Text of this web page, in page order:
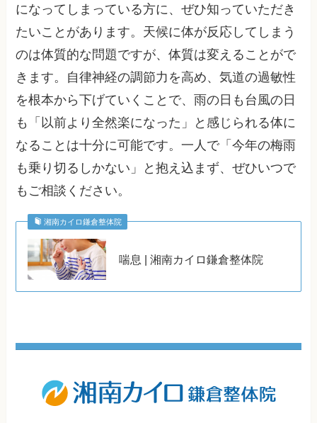
になってしまっている方に、ぜひ知っていただき
たいことがあります。天候に体が反応してしまう
のは体質的な問題ですが、体質は変えることがで
きます。自律神経の調節力を高め、気道の過敏性
を根本から下げていくことで、雨の日も台風の日
も「以前より全然楽になった」と感じられる体に
なることは十分に可能です。一人で「今年の梅雨
も乗り切るしかない」と抱え込まず、ぜひいつで
もご相談ください。
湘南カイロ鎌倉整体院
喘息 | 湘南カイロ鎌倉整体院